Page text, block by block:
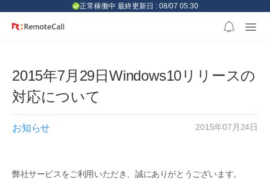
正常稼働中 最終更新日 : 08/07 05:30
2015年7月29日Windows10リリースの
対応について
お知らせ 2015年07月24日
弊社サービスをご利用いただき、誠にありがとうございます。